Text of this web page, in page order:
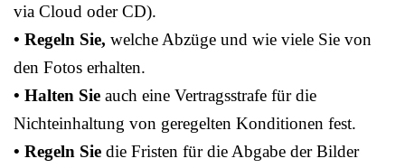
via Cloud oder CD).
• Regeln Sie, welche Abzüge und wie viele Sie von
den Fotos erhalten.
• Halten Sie auch eine Vertragsstrafe für die
Nichteinhaltung von geregelten Konditionen fest.
• Regeln Sie die Fristen für die Abgabe der Bilder